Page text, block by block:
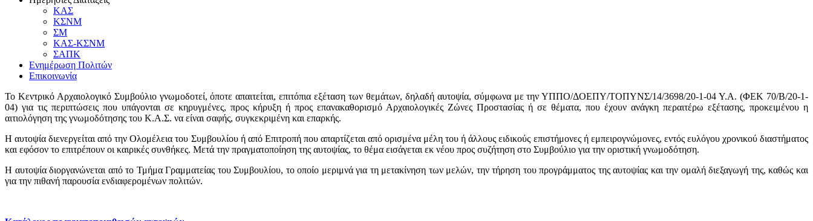
ΚΑΣ
ΚΣΝΜ
ΣΜ
ΚΑΣ-ΚΣΝΜ
ΣΑΠΚ
Ενημέρωση Πολιτών
Επικοινωνία
Το Κεντρικό Αρχαιολογικό Συμβούλιο γνωμοδοτεί, όποτε απαιτείται, επιτόπια εξέταση των θεμάτων, δηλαδή αυτοψία, σύμφωνα με την ΥΠΠΟ/ΔΟΕΠΥ/ΤΟΠΥΝΣ/14/3698/20-1-04 Υ.Α. (ΦΕΚ 70/Β/20-1-
04) για τις περιπτώσεις που υπάγονται σε κηρυγμένες, προς κήρυξη ή προς επανακαθορισμό Αρχαιολογικές Ζώνες Προστασίας ή σε θέματα, που έχουν ανάγκη περαιτέρω εξέτασης, προκειμένου η
αιτιολόγηση της γνωμοδότησης του Κ.Α.Σ. να είναι σαφής, συγκεκριμένη και επαρκής.
Η αυτοψία διενεργείται από την Ολομέλεια του Συμβουλίου ή από Επιτροπή που απαρτίζεται από ορισμένα μέλη του ή άλλους ειδικούς επιστήμονες ή εμπειρογνώμονες, εντός ευλόγου χρονικού διαστήματος
και εφόσον το επιτρέπουν οι καιρικές συνθήκες. Μετά την πραγματοποίηση της αυτοψίας, το θέμα εισάγεται εκ νέου προς συζήτηση στο Συμβούλιο για την οριστική γνωμοδότηση.
Η αυτοψία διοργανώνεται από το Τμήμα Γραμματείας του Συμβουλίου, το οποίο μεριμνά για τη μετακίνηση των μελών, την τήρηση του προγράμματος της αυτοψίας και την ομαλή διεξαγωγή της, καθώς και
για την πιθανή παρουσία ενδιαφερομένων πολιτών.